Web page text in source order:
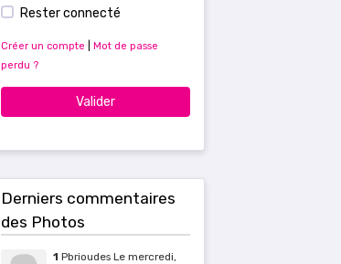
Rester connecté
Créer un compte
Mot de passe
perdu ?
Valider
Derniers commentaires
des Photos
1 Pbrioudes Le mercredi,